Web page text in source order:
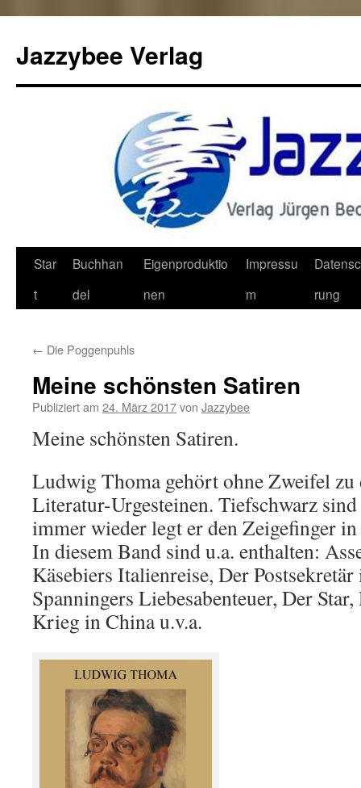
Jazzybee Verlag
Zum
Inhalt
Star
t
Buchhan
del
Eigenproduktio
nen
Impressu
m
rung
← Die Poggenpuhls
Meine schönsten Satiren
Publiziert am 24. März 2017von Jazzybee
Meine schönsten Satiren.
Ludwig Thoma gehört ohne Zweifel zu
Literatur-Urgesteinen. Tiefschwarz
immer wieder legt er den Zeigefinger
In diesem Band sind u.a. enthalten:
Käsebiers Italienreise, Der
Spanningers Liebesabenteuer, Der
Krieg in China u.v.a.